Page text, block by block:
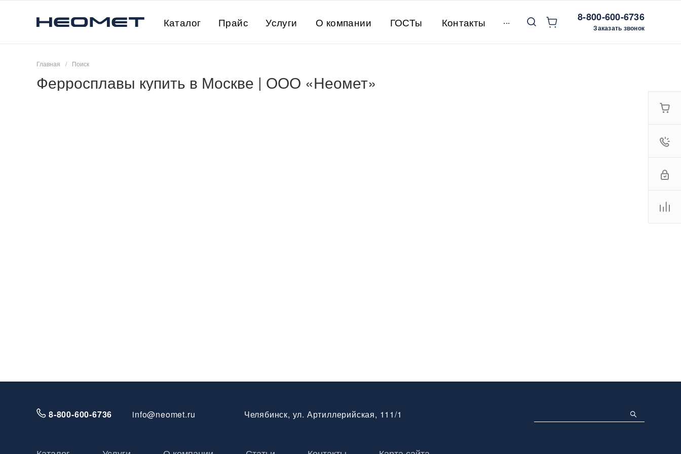
Каталог Прайс Услуги О компании ГОСТы Контакты ... 8-800-600-6736
Заказать звонок
Главная / Поиск
Ферросплавы купить в Москве | ООО «Неомет»
8-800-600-6736 info@neomet.ru Челябинск, ул. Артиллерийская, 111/1